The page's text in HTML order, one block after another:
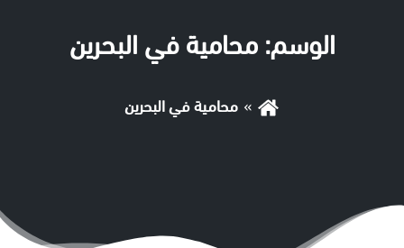
الوسم:محامية في البحرين
محامية في البحرين